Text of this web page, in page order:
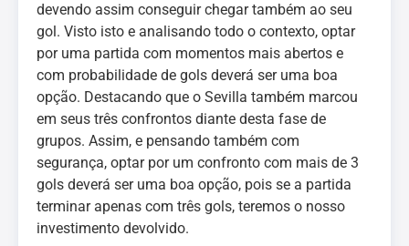
devendo assim conseguir chegar também ao seu
gol. Visto isto e analisando todo o contexto, optar
por uma partida com momentos mais abertos e
com probabilidade de gols deverá ser uma boa
opção. Destacando que o Sevilla também marcou
em seus três confrontos diante desta fase de
grupos. Assim, e pensando também com
segurança, optar por um confronto com mais de 3
gols deverá ser uma boa opção, pois se a partida
terminar apenas com três gols, teremos o nosso
investimento devolvido.